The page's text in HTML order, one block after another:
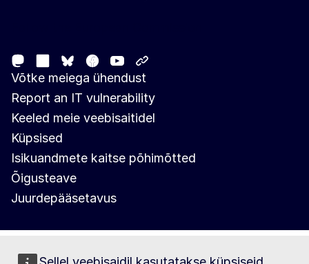
MastodonLinkedIn
Bluesky
Facebook
Youtube
Võtke meiega ühendust
Report an IT vulnerability
Keeled meie veebisaitidel
Küpsised
Isikuandmete kaitse põhimõtted
Õigusteave
Juurdepääsetavus